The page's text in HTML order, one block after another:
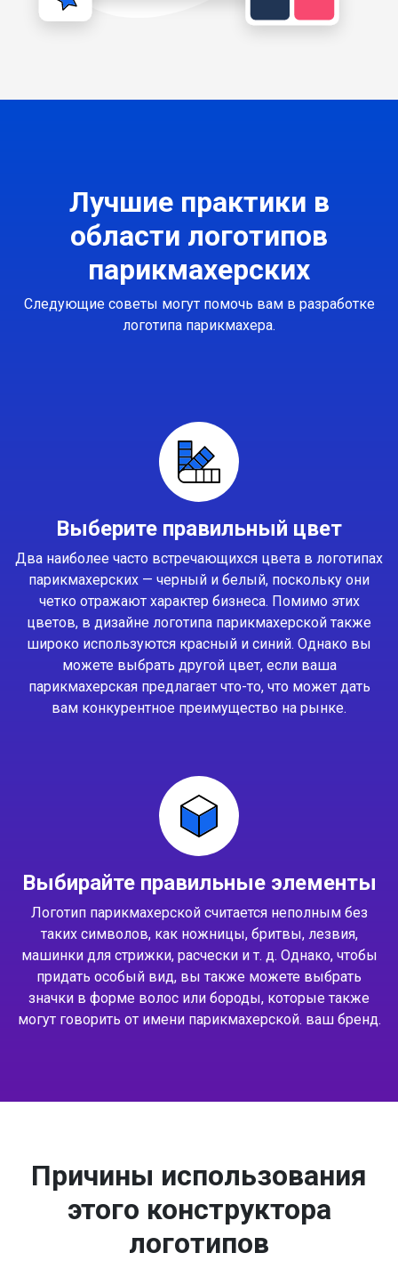
Лучшие практики в
области логотипов
парикмахерских
Следующие советы могут помочь вам в разработке
логотипа парикмахера.
Выберите правильный цвет
Два наиболее часто встречающихся цвета в логотипах
парикмахерских — черный и белый, поскольку они
четко отражают характер бизнеса. Помимо этих
цветов, в дизайне логотипа парикмахерской также
широко используются красный и синий. Однако вы
можете выбрать другой цвет, если ваша
парикмахерская предлагает что-то, что может дать
вам конкурентное преимущество на рынке.
Выбирайте правильные элементы
Логотип парикмахерской считается неполным без
таких символов, как ножницы, бритвы, лезвия,
машинки для стрижки, расчески и т. д. Однако, чтобы
придать особый вид, вы также можете выбрать
значки в форме волос или бороды, которые также
могут говорить от имени парикмахерской. ваш бренд.
Причины использования
этого конструктора
логотипов